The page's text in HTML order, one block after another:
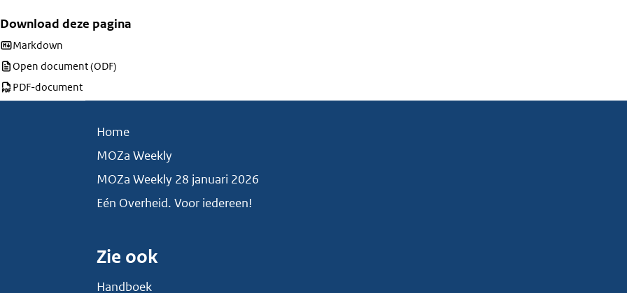
Download deze pagina
Download deze pagina als
Markdown
Download deze pagina als
Open document (ODF)
Download deze pagina als
PDF-document
Home
MOZa Weekly
MOZa Weekly 28 januari 2026
Eén Overheid. Voor iedereen!
Zie ook
Handboek